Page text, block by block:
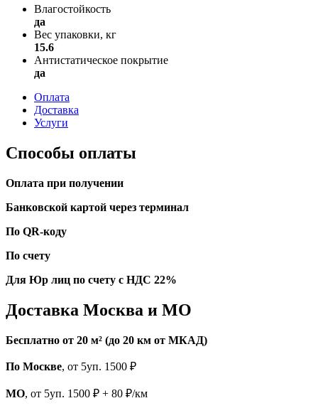
Влагостойкость
да
Вес упаковки, кг
15.6
Антистатическое покрытие
да
Оплата
Доставка
Услуги
Способы оплаты
Оплата при получении
Банковской картой через терминал
По QR-коду
По счету
Для Юр лиц по счету с НДС 22%
Доставка Москва и МО
Бесплатно от 20 м² (до 20 км от МКАД)
По Москве, от 5уп. 1500 ₽
МО, от 5уп. 1500 ₽ + 80 ₽/км